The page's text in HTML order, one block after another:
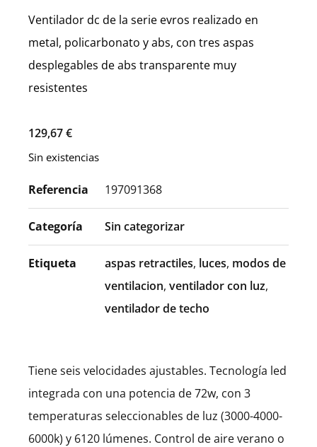
Ventilador dc de la serie evros realizado en
metal, policarbonato y abs, con tres aspas
desplegables de abs transparente muy
resistentes
129,67€
Sin existencias
Referencia 197091368
Categoría Sin categorizar
Etiqueta aspas retractiles, luces, modos de
ventilacion, ventilador con luz,
ventilador de techo
Tiene seis velocidades ajustables. Tecnología led
integrada con una potencia de 72w, con 3
temperaturas seleccionables de luz (3000-4000-
6000k) y 6120 lúmenes. Control de aire verano o